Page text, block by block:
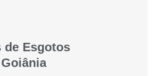
de Esgotos